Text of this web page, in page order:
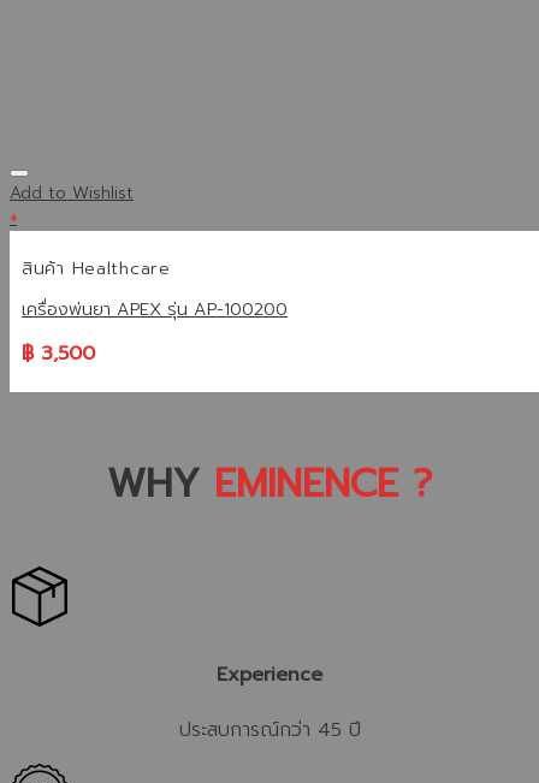
Add to Wishlist
+
สินค้า Healthcare
เครื่องพ่นยา APEX รุ่น AP-100200
฿3,500
WHY EMINENCE ?
Experience
ประสบการณ์กว่า 45 ปี